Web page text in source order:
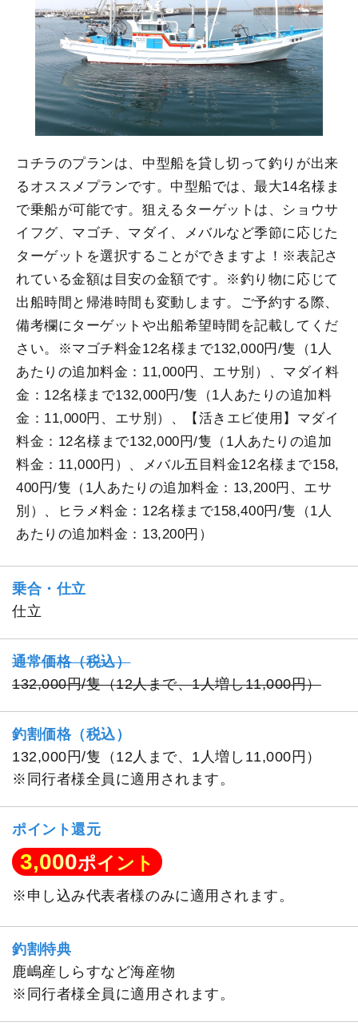
コチラのプランは、中型船を貸し切って釣りが出来
るオススメプランです。中型船では、最大14名様ま
で乗船が可能です。狙えるターゲットは、ショウサ
イフグ、マゴチ、マダイ、メバルなど季節に応じた
ターゲットを選択することができますよ！※表記さ
れている金額は目安の金額です。※釣り物に応じて
出船時間と帰港時間も変動します。ご予約する際、
備考欄にターゲットや出船希望時間を記載してくだ
さい。※マゴチ料金12名様まで132,000円/隻（1人
あたりの追加料金：11,000円、エサ別）、マダイ料
金：12名様まで132,000円/隻（1人あたりの追加料
金：11,000円、エサ別）、【活きエビ使用】マダイ
料金：12名様まで132,000円/隻（1人あたりの追加
料金：11,000円）、メバル五目料金12名様まで158,
400円/隻（1人あたりの追加料金：13,200円、エサ
別）、ヒラメ料金：12名様まで158,400円/隻（1人
あたりの追加料金：13,200円）
乗合・仕立
仕立
通常価格（税込）
132,000円/隻（12人まで、1人増し11,000円）
釣割価格（税込）
132,000円/隻（12人まで、1人増し11,000円）
※同行者様全員に適用されます。
ポイント還元
3,000ポイント
※申し込み代表者様のみに適用されます。
釣割特典
鹿嶋産しらすなど海産物
※同行者様全員に適用されます。